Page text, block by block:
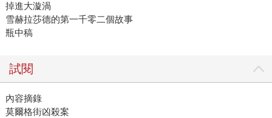
掉進大漩渦
雪赫拉莎德的第一千零二個故事
瓶中稿
試閱
內容摘錄
莫爾格街凶殺案